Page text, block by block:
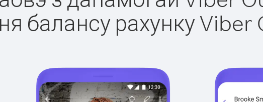
балансу рахунку